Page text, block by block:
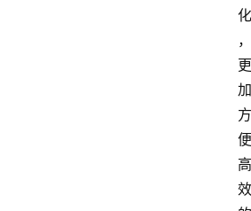
化
，
更
加
方
便
高
效